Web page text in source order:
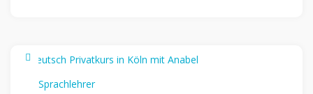
Sprachlehrer